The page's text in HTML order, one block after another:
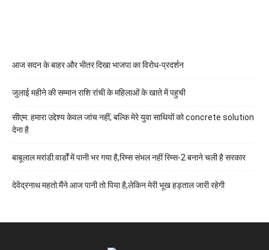
आज सदन के बाहर और भीतर दिखा भाजपा का विरोध-प्रदर्शन
जुलाई महीने की सम्मान राशि रांची के महिलाओं के खाते में पहुची
सीएम: हमारा उद्देश्य केवल जांच नहीं, बल्कि मेरे युवा साथियों को concrete solution
देना है
बाबूलाल मरांडी:वार्डों में पानी भर गया है,रिम्स संभल नहीं रिम्स-2 बनाने चली है सरकार
देवेंद्रनाथ महतो:मैंने आज पानी तो पिया है,लेकिन मेरी भूख हड़ताल जारी रहेगी